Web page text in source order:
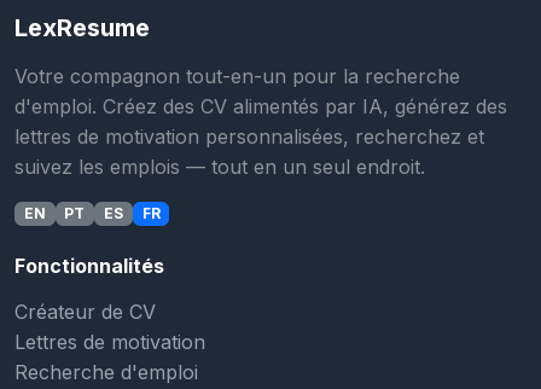
LexResume
Votre compagnon tout-en-un pour la recherche
d'emploi. Créez des CV alimentés par IA, générez des
lettres de motivation personnalisées, recherchez et
suivez les emplois — tout en un seul endroit.
EN PT ES FR
Fonctionnalités
Créateur de CV
Lettres de motivation
Recherche d'emploi